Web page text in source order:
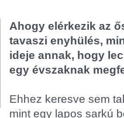
Ahogy elérkezik az
tavaszi enyhülés,
ideje annak, hogy
egy évszaknak
Ehhez keresve sem
mint egy lapos sarkú